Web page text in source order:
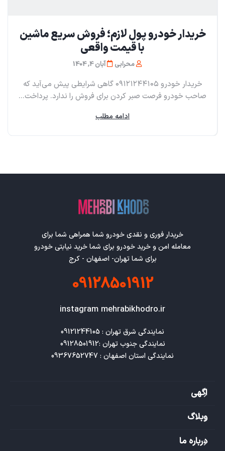
خریدار خودرو پول لازم؛ فروش سریع ماشین
با قیمت واقعی
محرابی آبان 4, 1404
خریدار خودرو ۰۹۱۲۱۲۴۴۱۰۵ گاهی شرایطی پیش می‌آید که
صاحب خودرو فرصت صبر کردن برای فروش را ندارد. پرداخت...
ادامه مطلب
خریدار فوری و نقدی خودرو شما همراهی شما برای
معامله امن و خرید خودرو برای شما خرید نیابتی خودرو
برای شما تهران- اصفهان - کرج
09128501912
instagram mehrabikhodro.ir
نمایندگی استان اصفهان : 09367652747
اگهی
وبلاگ
درباره ما